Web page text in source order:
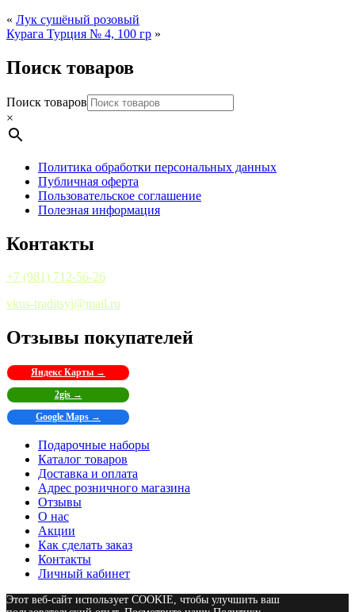
« Лук сушёный розовый
Курага Турция № 4, 100 гр »
Поиск товаров
Поиск товаров
×
Политика обработки персональных данных
Публичная оферта
Пользовательское соглашение
Полезная информация
Контакты
+7 (981) 712-56-26
vkus-traditsyi@mail.ru
Отзывы покупателей
Яндекс Карты →
2gis →
Google Maps →
Подарочные наборы
Каталог товаров
Доставка и оплата
Адрес розничного магазина
Отзывы
О нас
Акции
Как сделать заказ
Контакты
Личный кабинет
Этот веб-сайт использует COOKIE, чтобы улучшить ваш